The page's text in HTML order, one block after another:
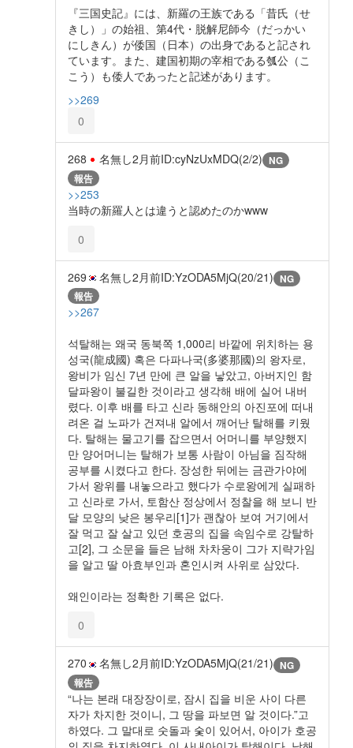
『三国史記』には、新羅の王族である「昔氏（せ
きし）」の始祖、第4代・脱解尼師今（だっかい
にしきん）が倭国（日本）の出身であると記され
ています。また、建国初期の宰相である瓠公（こ
こう）も倭人であったと記述があります。
>>269
0
268 名無し2月前ID:cyNzUxMDQ(2/2) NG
報告
>>253
当時の新羅人とは違うと認めたのかwww
0
269 名無し2月前ID:YzODA5MjQ(20/21) NG
報告
>>267
석탈해는 왜국 동북쪽 1,000리 바깥에 위치하는 용
성국(龍成國) 혹은 다파나국(多婆那國)의 왕자로,
왕비가 임신 7년 만에 큰 알을 낳았고, 아버지인 함
달파왕이 불길한 것이라고 생각해 배에 실어 내버
렸다. 이후 배를 타고 신라 동해안의 아진포에 떠내
려온 걸 노파가 건져내 알에서 깨어난 탈해를 키웠
다. 탈해는 물고기를 잡으면서 어머니를 부양했지
만 양어머니는 탈해가 보통 사람이 아님을 짐작해
공부를 시켰다고 한다. 장성한 뒤에는 금관가야에
가서 왕위를 내놓으라고 했다가 수로왕에게 실패하
고 신라로 가서, 토함산 정상에서 정찰을 해 보니 반
달 모양의 낮은 봉우리[1]가 괜찮아 보여 거기에서
잘 먹고 잘 살고 있던 호공의 집을 속임수로 강탈하
고[2], 그 소문을 들은 남해 차차웅이 그가 지략가임
을 알고 딸 아효부인과 혼인시켜 사위로 삼았다.
왜인이라는 정확한 기록은 없다.
0
270 名無し2月前ID:YzODA5MjQ(21/21) NG
報告
“나는 본래 대장장이로, 잠시 집을 비운 사이 다른
자가 차지한 것이니, 그 땅을 파보면 알 것이다.”고
하였다. 그 말대로 숫돌과 숯이 있어서, 아이가 호공